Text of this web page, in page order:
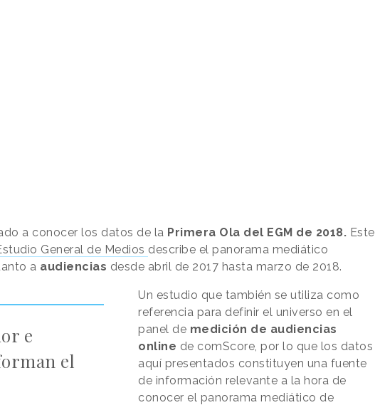
a conocer los datos de la Primera Ola del EGM de 2018. Este
General de Medios describe el panorama mediático
a audiencias desde abril de 2017 hasta marzo de 2018.
e
el
Un estudio que también se utiliza como
referencia para definir el universo en el
panel de medición de audiencias
online de comScore, por lo que los datos
aquí presentados constituyen una fuente
de información relevante a la hora de
conocer el panorama mediático de